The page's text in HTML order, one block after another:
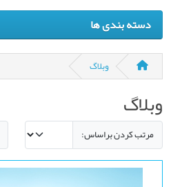
دسته بندی ها
وبلاگ
وبلاگ
مرتب کردن براساس: